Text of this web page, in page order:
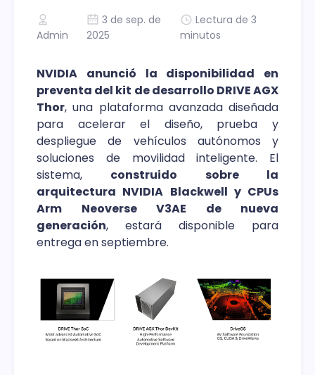
Admin
3 de sep. de
2025
Lectura de 3
minutos
NVIDIA anunció la disponibilidad en
preventa del kit de desarrollo DRIVE AGX
Thor, una plataforma avanzada diseñada
para acelerar el diseño, prueba y
despliegue de vehículos autónomos y
soluciones de movilidad inteligente. El
sistema, construido sobre la
arquitectura NVIDIA Blackwell y CPUs
Arm Neoverse V3AE de nueva
generación, estará disponible para
entrega en septiembre.